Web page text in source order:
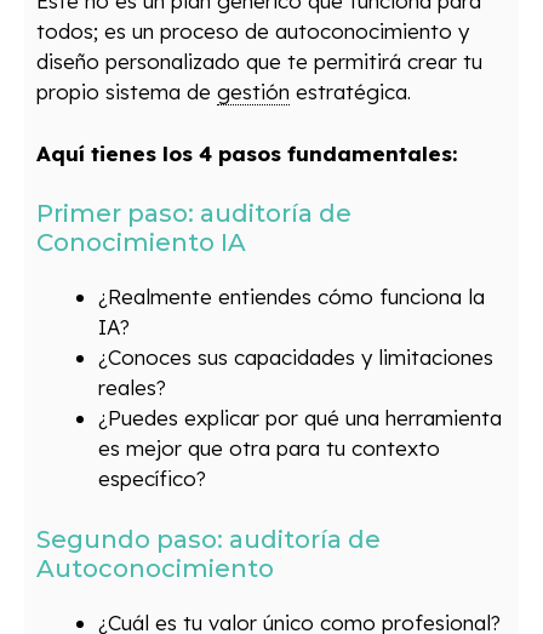
todos; es un proceso de autoconocimiento y
diseño personalizado que te permitirá crear tu
propio sistema de gestión estratégica.
Aquí tienes los 4 pasos fundamentales:
Primer paso: auditoría de
Conocimiento IA
¿Realmente entiendes cómo funciona la
IA?
¿Conoces sus capacidades y limitaciones
reales?
¿Puedes explicar por qué una herramienta
es mejor que otra para tu contexto
específico?
Segundo paso: auditoría de
Autoconocimiento
¿Cuál es tu valor único como profesional?